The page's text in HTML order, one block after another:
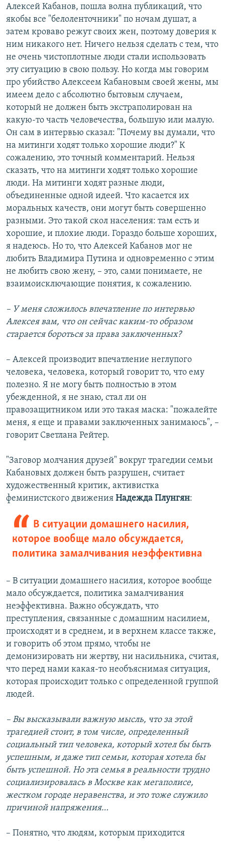
Алексей Кабанов, пошла волна публикаций, что
якобы все "белоленточники" по ночам душат, а
затем кроваво режут своих жен, поэтому доверия к
ним никакого нет. Ничего нельзя сделать с тем, что
не очень чистоплотные люди стали использовать
эту ситуацию в свою пользу. Но когда мы говорим
про убийство Алексеем Кабановым своей жены, мы
имеем дело с абсолютно бытовым случаем,
который не должен быть экстраполирован на
какую-то часть человечества, большую или малую.
Он сам в интервью сказал: "Почему вы думали, что
на митинги ходят только хорошие люди?" К
сожалению, это точный комментарий. Нельзя
сказать, что на митинги ходят только хорошие
люди. На митинги ходят разные люди,
объединенные одной идеей. Что касается их
моральных качеств, они могут быть совершенно
разными. Это такой скол населения: там есть и
хорошие, и плохие люди. Гораздо больше хороших,
я надеюсь. Но то, что Алексей Кабанов мог не
любить Владимира Путина и одновременно с этим
не любить свою жену, – это, сами понимаете, не
взаимоисключающие понятия, к сожалению.
– У меня сложилось впечатление по интервью
Алексея вам, что он сейчас каким-то образом
старается бороться за права заключенных?
– Алексей производит впечатление неглупого
человека, человека, который говорит то, что ему
полезно. Я не могу быть полностью в этом
убежденной, я не знаю, стал ли он
правозащитником или это такая маска: "пожалейте
меня, я еще и правами заключенных занимаюсь", –
говорит Светлана Рейтер.
"Заговор молчания друзей" вокруг трагедии семьи
Кабановых должен быть разрушен, считает
художественный критик, активистка
феминистского движения Надежда Плунгян:
В ситуации домашнего насилия,
которое вообще мало обсуждается,
политика замалчивания неэффективна
– В ситуации домашнего насилия, которое вообще
мало обсуждается, политика замалчивания
неэффективна. Важно обсуждать, что
преступления, связанные с домашним насилием,
происходят и в среднем, и в верхнем классе также,
и говорить об этом прямо, чтобы не
демонизировать ни жертву, ни насильника, считая,
что перед нами какая-то необъяснимая ситуация,
которая происходит только с определенной группой
людей.
– Вы высказывали важную мысль, что за этой
трагедией стоит, в том числе, определенный
социальный тип человека, который хотел бы быть
успешным, и даже тип семьи, которая хотела бы
быть успешной. Но эта семья в реальности трудно
социализировалась в Москве как мегаполисе,
жестком городе неравенства, и это тоже служило
причиной напряжения…
– Понятно, что людям, которым приходится